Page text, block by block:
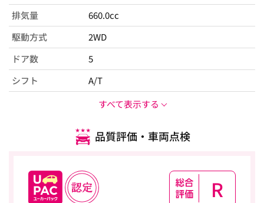
排気量
660.0cc
駆動方式
2WD
ドア数
5
シフト
A/T
すべて表示する
品質評価・車両点検
R